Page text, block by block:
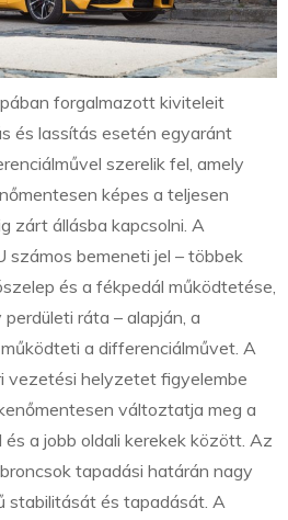
forgalmazott kiviteleit
és lassítás esetén egyaránt
szerelik fel, amely
képes a teljesen
zárt állásba kapcsolni. A
számos bemeneti jel – többek
és a fékpedál működtetése,
ráta – alapján, a
a differenciálművet. A
vezetési helyzetet figyelembe
változtatja meg a
a jobb oldali kerekek között. Az
tapadási határán nagy
stabilitását és tapadását. A